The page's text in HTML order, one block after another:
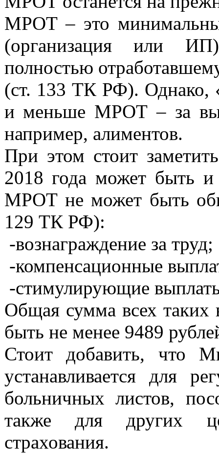
МРОТ – это
(организация или
полностью
(ст. 133 ТК РФ). Однако,
и меньше МРОТ – за
например, алиментов.
При этом стоит
2018 года может быть
МРОТ не может быть
129 ТК РФ):
-вознаграждение за труд;
-компенсационные
-стимулирующие
Общая сумма всех таких
быть не менее 9489
Стоит добавить, что
устанавливается для
больничных листов,
также для других
страхования.